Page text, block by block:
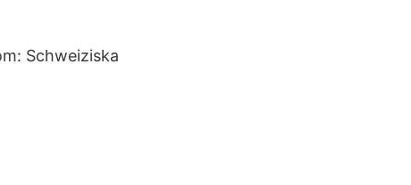
Schweiziska